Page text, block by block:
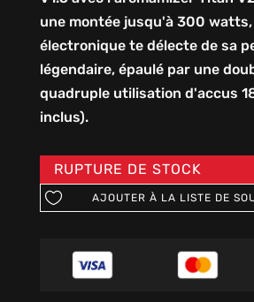
une montée jusqu'à 300 watts,
électronique te délecte de sa
légendaire, épaulé par une
quadruple utilisation d'accus
inclus).
RUPTURE DE STOCK
AJOUTER À LA LISTE DE